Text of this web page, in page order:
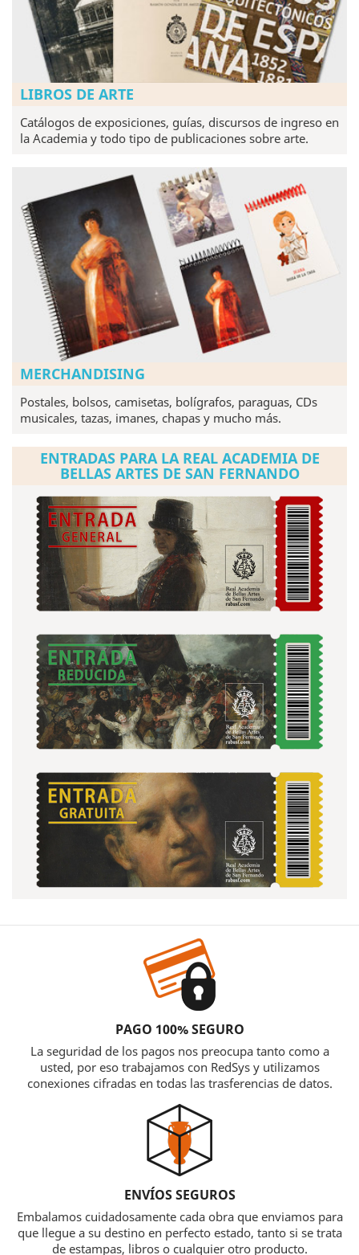
LIBROS DE ARTE
Catálogos de exposiciones, guías, discursos de ingreso en
la Academia y todo tipo de publicaciones sobre arte.
MERCHANDISING
Postales, bolsos, camisetas, bolígrafos, paraguas, CDs
musicales, tazas, imanes, chapas y mucho más.
ENTRADAS PARA LA REAL ACADEMIA DE
BELLAS ARTES DE SAN FERNANDO
PAGO 100% SEGURO
La seguridad de los pagos nos preocupa tanto como a
usted, por eso trabajamos con RedSys y utilizamos
conexiones cifradas en todas las trasferencias de datos.
ENVÍOS SEGUROS
Embalamos cuidadosamente cada obra que enviamos para
que llegue a su destino en perfecto estado, tanto si se trata
de estampas, libros o cualquier otro producto.